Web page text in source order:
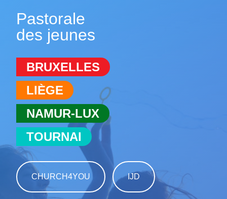
Pastorale
des jeunes
BRUXELLES
LIÈGE
NAMUR-LUX
TOURNAI
CHURCH4YOU IJD